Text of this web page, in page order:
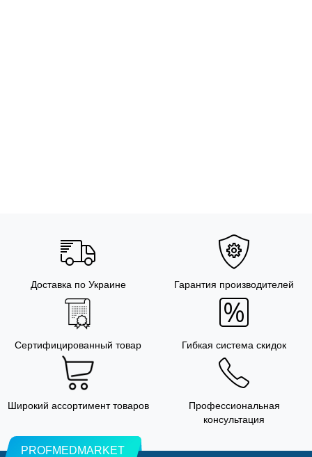
Доставка по Украине Гарантия производителей
Сертифицированный товар Гибкая система скидок
Широкий ассортимент товаров
Профессиональная
консультация
PROFMEDMARKET